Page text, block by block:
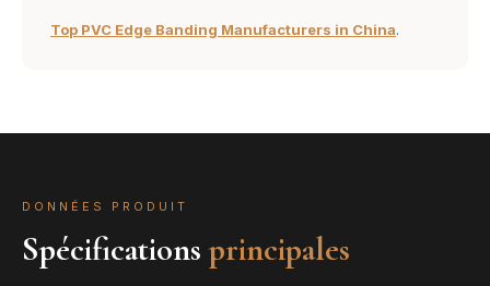
Top PVC Edge Banding Manufacturers in China.
DONNÉES PRODUIT
Spécificationsprincipales